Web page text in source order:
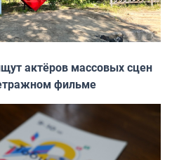
актёров массовых сцен
фильме